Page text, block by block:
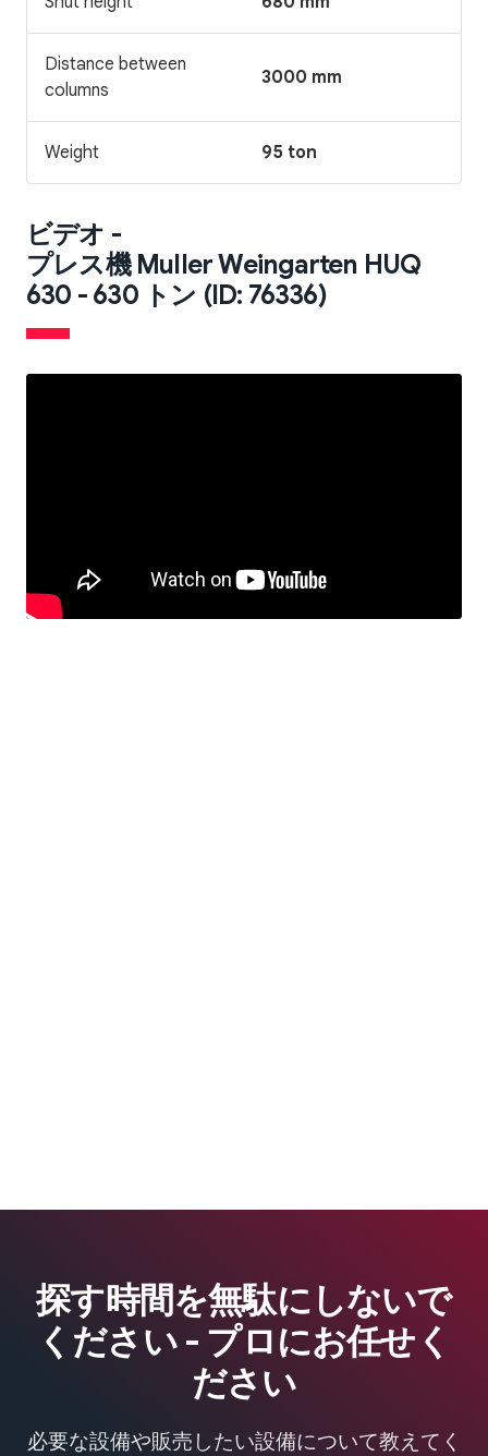
Distance between
columns
3000 mm
Weight 95 ton
ビデオ -
プレス機 Muller Weingarten HUQ
630 - 630 トン (ID: 76336)
探す時間を無駄にしないで
ください - プロにお任せく
ださい
必要な設備や販売したい設備について教えてく